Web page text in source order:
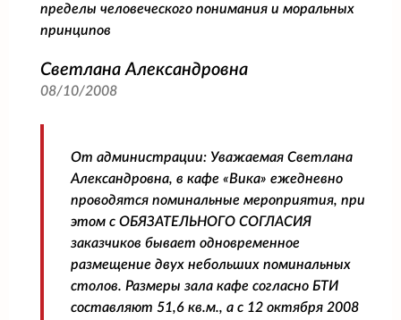
пределы человеческого понимания и моральных
принципов
Светлана Александровна
08/10/2008
От администрации: Уважаемая Светлана
Александровна, в кафе «Вика» ежедневно
проводятся поминальные мероприятия, при
этом с ОБЯЗАТЕЛЬНОГО СОГЛАСИЯ
заказчиков бывает одновременное
размещение двух небольших поминальных
столов. Размеры зала кафе согласно БТИ
составляют 51,6 кв.м., а с 12 октября 2008